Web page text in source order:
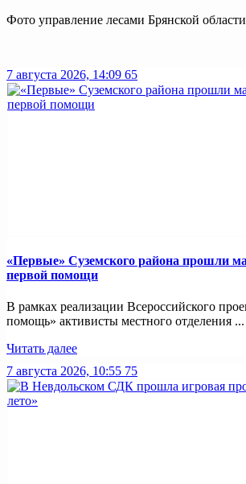
Фото управление лесами Брянской области
7 августа 2026, 14:09 65
«Первые» Суземского района прошли
первой помощи
В рамках реализации Всероссийского
помощь» активисты местного отделения ...
Читать далее
7 августа 2026, 10:55 75